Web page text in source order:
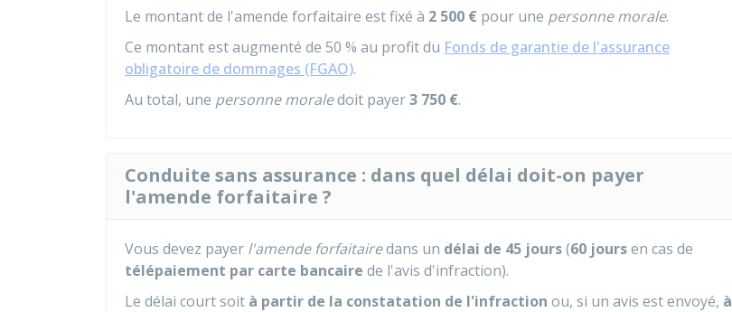
Le montant de l'amende forfaitaire est fixé à 2 500 € pour une personne morale.
Ce montant est augmenté de 50 % au profit du Fonds de garantie de l'assurance
obligatoire de dommages (FGAO).
Au total, une personne moraledoit payer3 750 €.
Conduite sans assurance : dans quel délai doit-on payer
l'amende forfaitaire ?
Vous devez payer l'amende forfaitairedans un délai de 45 jours(60 joursen cas de
télépaiement par carte bancaire de l'avis d'infraction).
Le délai court soit à partir de la constatation de l'infraction ou, si un avis est envoyé, à